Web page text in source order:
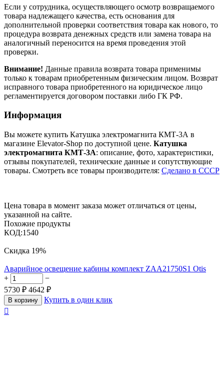
Если у сотрудника, осуществляющего осмотр возвращаемого
товара надлежащего качества, есть основания для
дополнительной проверки соответствия товара как нового, то
процедура возврата денежных средств или замена товара на
аналогичный переносится на время проведения этой
проверки.
Внимание! Данные правила возврата товара применимы
только к товарам приобретенным физическим лицом. Возврат
исправного товара приобретенного на юридическое лицо
регламентируется договором поставки либо ГК РФ.
Информация
Вы можете купить Катушка электромагнита КМТ-3А в
магазине Elevator-Shop по доступной цене. Катушка
электромагнита КМТ-3А: описание, фото, характеристики,
отзывы покупателей, технические данные и сопутствующие
товары. Смотреть все товары производителя: Сделано в СССР
Цена товара в момент заказа может отличаться от цены,
указанной на сайте.
Похожие продукты
КОД:1540
Скидка 19%
Аварийное освещение кабины комплект ZAA21750S1 Otis
+
−
5730 ₽ 4642 ₽
В корзину
Купить в один клик
